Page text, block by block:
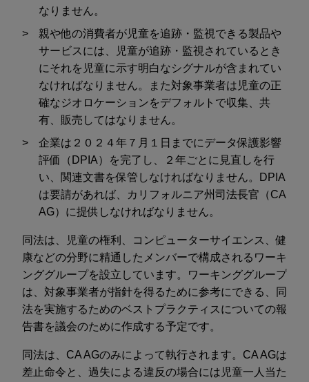
なりません。
親や他の消費者が児童を追跡・監視できる製品や
サービスには、児童が追跡・監視されているとき
にそれを児童に示す明白なシグナルが含まれてい
なければなりません。また対象事業者は児童の正
確なジオロケーションをデフォルトで収集、共
有、販売してはなりません。
企業は２０２４年７月１日までにデータ保護影響
評価（DPIA）を完了し、２年ごとに見直しを行
い、関連文書を保管しなければなりません。DPIA
は要請があれば、カリフォルニア州司法長官（CA
AG）に提供しなければなりません。
同法は、児童の権利、コンピューターサイエンス、健
康などの分野に精通したメンバーで構成されるワーキ
ンググループを設立しています。ワーキンググループ
は、対象事業者が指針を得るために参考にできる、同
法を実施するためのベストプラクティスについての報
告書を議会のために作成する予定です。
同法は、CA AGのみによって執行されます。CA AGは
差止命令と、過失による違反の場合には児童一人当た